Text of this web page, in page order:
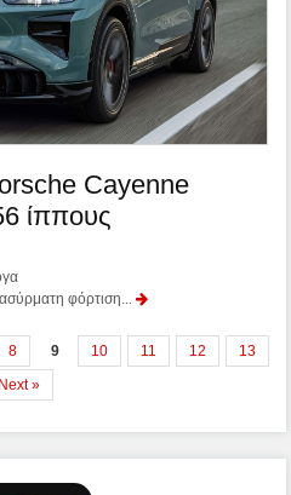
Cayenne
ίππους
ασύρματη φόρτιση...
8 9 10 11 12
13
Next »